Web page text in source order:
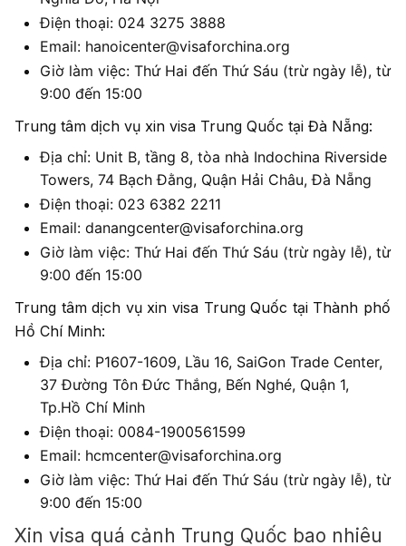
Điện thoại: 024 3275 3888
Email: hanoicenter@visaforchina.org
Giờ làm việc: Thứ Hai đến Thứ Sáu (trừ ngày lễ), từ
9:00 đến 15:00
Trung tâm dịch vụ xin visa Trung Quốc tại Đà Nẵng:
Địa chỉ: Unit B, tầng 8, tòa nhà Indochina Riverside
Towers, 74 Bạch Đằng, Quận Hải Châu, Đà Nẵng
Điện thoại: 023 6382 2211
Email: danangcenter@visaforchina.org
Giờ làm việc: Thứ Hai đến Thứ Sáu (trừ ngày lễ), từ
9:00 đến 15:00
Trung tâm dịch vụ xin visa Trung Quốc tại Thành phố
Hồ Chí Minh:
Địa chỉ: P1607-1609, Lầu 16, SaiGon Trade Center,
37 Đường Tôn Đức Thắng, Bến Nghé, Quận 1,
Tp.Hồ Chí Minh
Điện thoại: 0084-1900561599
Email: hcmcenter@visaforchina.org
Giờ làm việc: Thứ Hai đến Thứ Sáu (trừ ngày lễ), từ
9:00 đến 15:00
Xin visa quá cảnh Trung Quốc bao nhiêu